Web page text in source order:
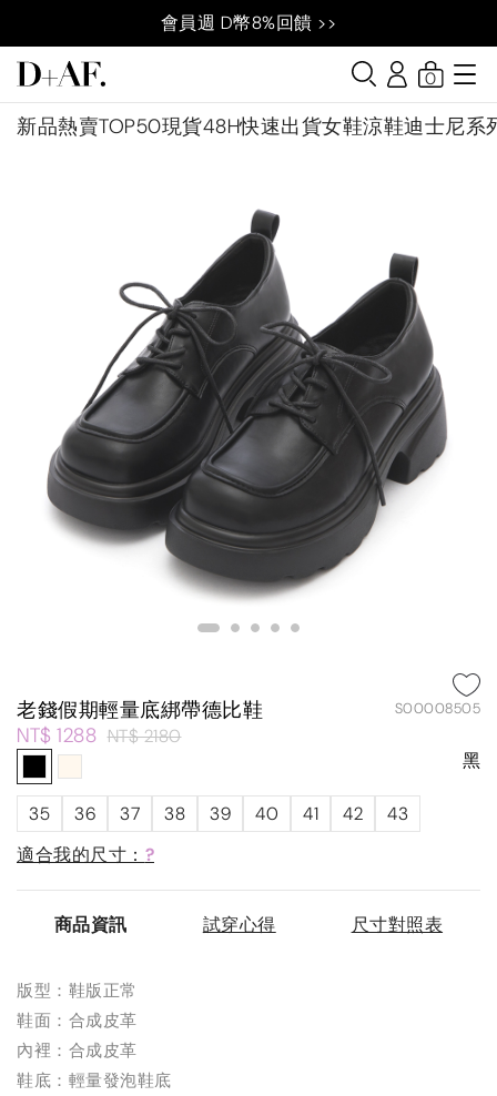
會員週 D幣8%回饋 >>
新品熱賣TOP50現貨48H快速出貨女鞋涼鞋迪士尼系
0
老錢假期輕量底綁帶德比鞋 S00008505
NT$ 1288 NT$ 2180
黑
35 36 37 38 39 40 41 42
43
適合我的尺寸： ?
商品資訊 試穿心得 尺寸對照表
版型：鞋版正常
鞋面：合成皮革
內裡：合成皮革
鞋底：輕量發泡鞋底